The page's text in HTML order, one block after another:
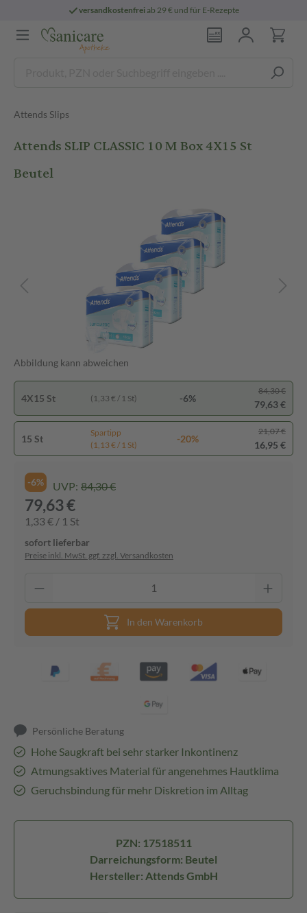
versandkostenfreiab 29 € und für E-Rezepte
Attends Slips
Attends SLIP CLASSIC 10 M Box 4X15 St
Beutel
Abbildung kann abweichen
4X15 St (1,33 € / 1 St) -6%
84,30 €
79,63 €
15 St
Spartipp
(1,13 € / 1 St)
-20%
21,07 €
16,95 €
-6% UVP: 84,30 €
79,63 €
1,33 € / 1 St
sofort lieferbar
Preise inkl. MwSt. ggf. zzgl. Versandkosten
In den Warenkorb
Persönliche Beratung
Hohe Saugkraft bei sehr starker Inkontinenz
Atmungsaktives Material für angenehmes Hautklima
Geruchsbindung für mehr Diskretion im Alltag
PZN: 17518511
Darreichungsform: Beutel
Hersteller: Attends GmbH